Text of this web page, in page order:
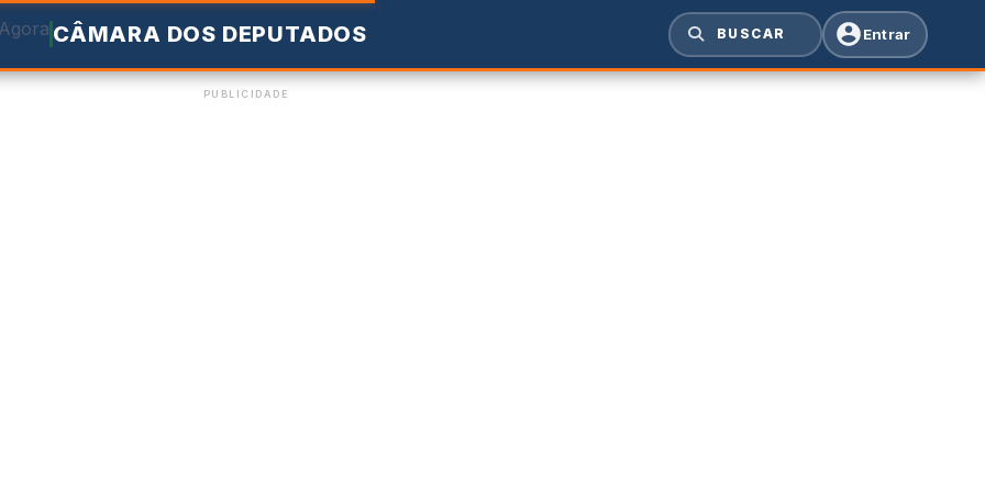
CÂMARA DOS DEPUTADOS BUSCAR Entrar
PUBLICIDADE